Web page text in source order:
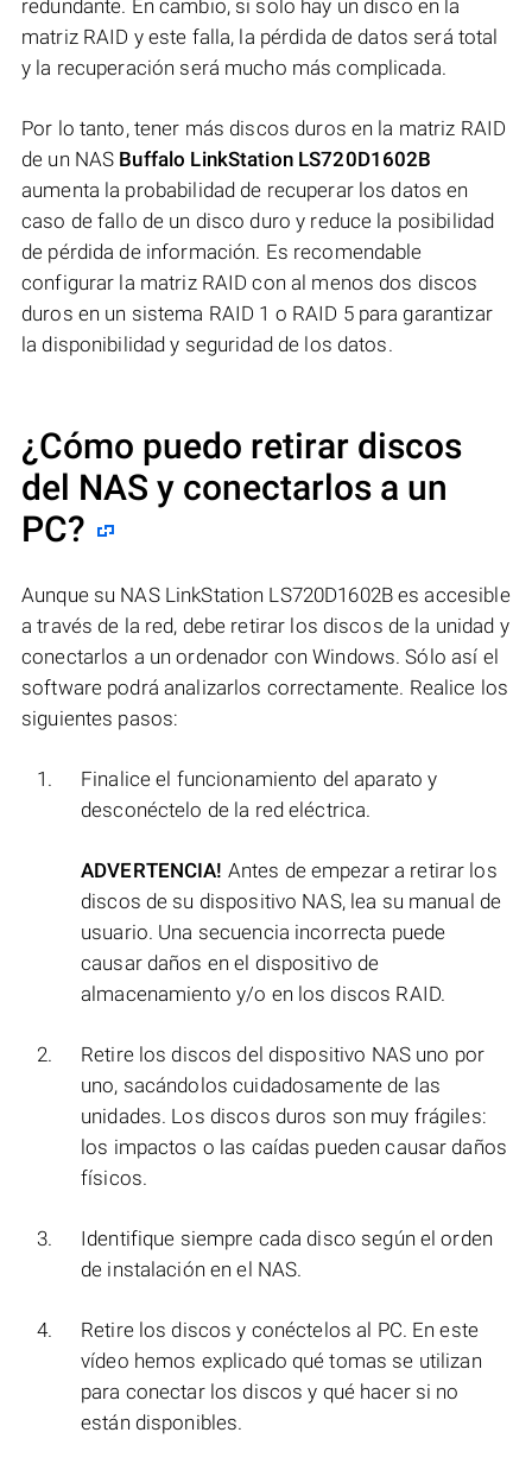
redundante. En cambio, si solo hay un disco en la
matriz RAID y este falla, la pérdida de datos será total
y la recuperación será mucho más complicada.
Por lo tanto, tener más discos duros en la matriz RAID
de un NAS Buffalo LinkStation LS720D1602B
aumenta la probabilidad de recuperar los datos en
caso de fallo de un disco duro y reduce la posibilidad
de pérdida de información. Es recomendable
configurar la matriz RAID con al menos dos discos
duros en un sistema RAID 1 o RAID 5 para garantizar
la disponibilidad y seguridad de los datos.
¿Cómo puedo retirar discos
del NAS y conectarlos a un
PC?
Aunque su NAS LinkStation LS720D1602B es accesible
a través de la red, debe retirar los discos de la unidad y
conectarlos a un ordenador con Windows. Sólo así el
software podrá analizarlos correctamente. Realice los
siguientes pasos:
Finalice el funcionamiento del aparato y
desconéctelo de la red eléctrica.
ADVERTENCIA! Antes de empezar a retirar los
discos de su dispositivo NAS, lea su manual de
usuario. Una secuencia incorrecta puede
causar daños en el dispositivo de
almacenamiento y/o en los discos RAID.
Retire los discos del dispositivo NAS uno por
uno, sacándolos cuidadosamente de las
unidades. Los discos duros son muy frágiles:
los impactos o las caídas pueden causar daños
físicos.
Identifique siempre cada disco según el orden
de instalación en el NAS.
Retire los discos y conéctelos al PC. En este
vídeo hemos explicado qué tomas se utilizan
para conectar los discos y qué hacer si no
están disponibles.